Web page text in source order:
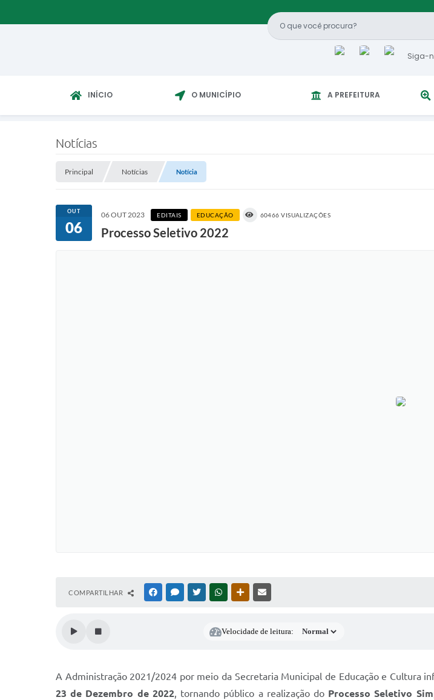
Siga-
INÍCIO O MUNICÍPIO A PREFEITURA
Notícias
Principal Notícias Notícia
OUT
06
06 OUT 2023 EDITAIS EDUCAÇÃO 60466 VISUALIZAÇÕES
Processo Seletivo 2022
COMPARTILHAR FACEBOOKMESSENGER
TWITTERWHATSAPPOUTRAS MÍDIAS
Velocidade de leitura:
A Administração 2021/2024 por meio da Secretaria Municipal de Educação e Cultura
23 de Dezembro de 2022, tornando público a realização do Processo Seletivo